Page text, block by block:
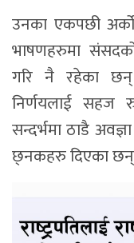
उनका एकपछी अर्को
भाषणहरुमा
गरि नै रहेका
निर्णयलाई सहज
सन्दर्भमा ठाडै
छ्नकहरु दिएका छन्